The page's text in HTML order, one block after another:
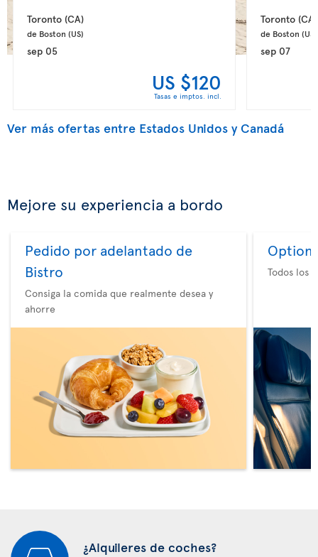
Toronto (CA)
de Boston (US)
sep 05
US $120
Tasas e imptos. incl.
Toronto (CA)
de Boston (US)
sep 07
Ver más ofertas entre Estados Unidos y Canadá
Mejore su experiencia a bordo
Pedido por adelantado de
Bistro
Consiga la comida que realmente desea y
ahorre
Option
Todos los
¿Alquileres de coches?